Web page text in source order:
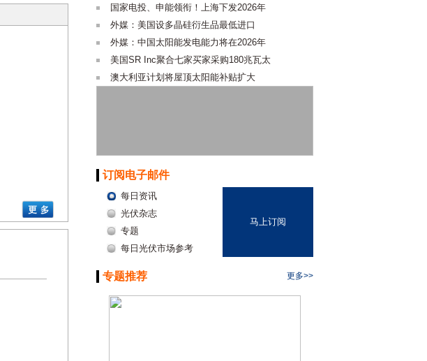
国家电投、申能领衔！上海下发2026年
外媒：美国设多晶硅衍生品最低进口
外媒：中国太阳能发电能力将在2026年
美国SR Inc聚合七家买家采购180兆瓦太
澳大利亚计划将屋顶太阳能补贴扩大
订阅电子邮件
每日资讯
光伏杂志
专题
每日光伏市场参考
马上订阅
专题推荐 更多>>